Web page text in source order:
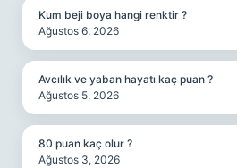
Kum beji boya hangi renktir ?
Ağustos 6, 2026
Avcılık ve yaban hayatı kaç puan ?
Ağustos 5, 2026
80 puan kaç olur ?
Ağustos 3, 2026